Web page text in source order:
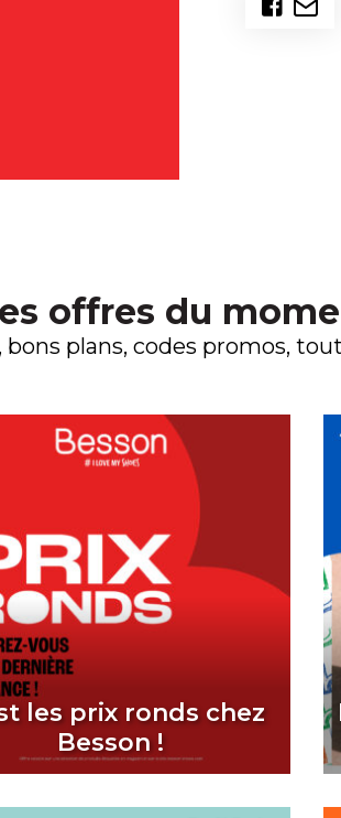
offres du
bons plans, codes promos,
les prix ronds chez
Besson !